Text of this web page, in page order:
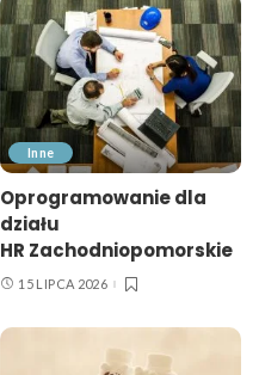
Inne
Oprogramowanie dla
działu
HR Zachodniopomorskie
15 LIPCA 2026